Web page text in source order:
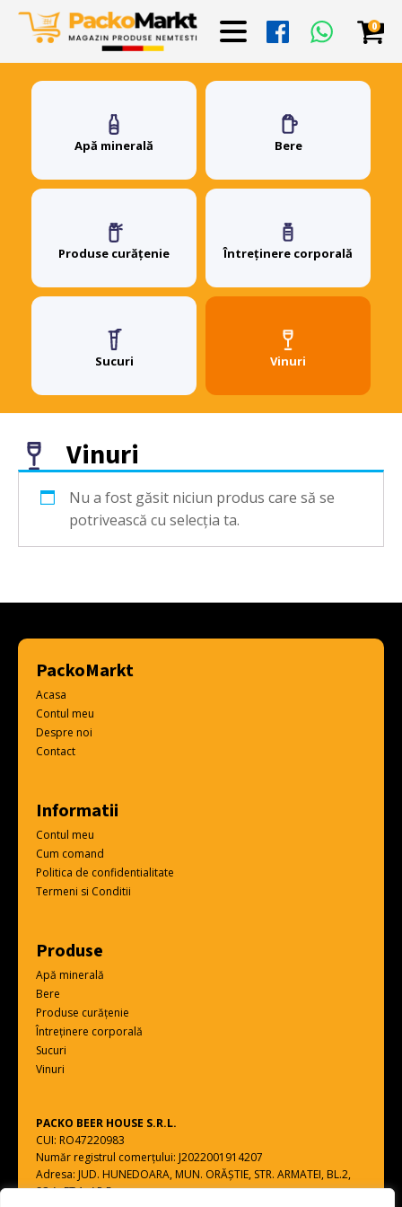
0
Apă minerală Bere
Produse curățenie Întreținere corporală
Sucuri Vinuri
Vinuri
Nu a fost găsit niciun produs care să se
potrivească cu selecția ta.
PackoMarkt
Acasa
Contul meu
Despre noi
Contact
Informatii
Contul meu
Cum comand
Politica de confidentialitate
Termeni si Conditii
Produse
Apă minerală
Bere
Produse curățenie
Întreținere corporală
Sucuri
Vinuri
PACKO BEER HOUSE S.R.L.
CUI: RO47220983
Număr registrul comerțului: J2022001914207
Adresa: JUD. HUNEDOARA, MUN. ORĂŞTIE, STR. ARMATEI, BL.2,
SC.A, ET.1, AP.5